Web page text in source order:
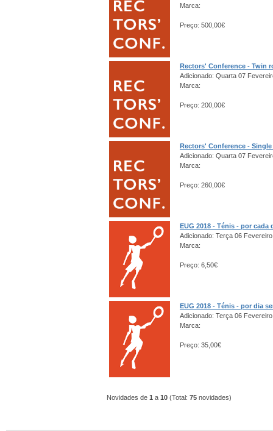
Marca:
Preço: 500,00€
Rectors' Conference - Twin
Adicionado: Quarta 07
Marca:
Preço: 200,00€
Rectors' Conference -
Adicionado: Quarta 07
Marca:
Preço: 260,00€
EUG 2018 - Ténis - por
Adicionado: Terça 06
Marca:
Preço: 6,50€
EUG 2018 - Ténis - por dia
Adicionado: Terça 06
Marca:
Preço: 35,00€
Novidades de 1 a 10 (Total: 75 novidades)